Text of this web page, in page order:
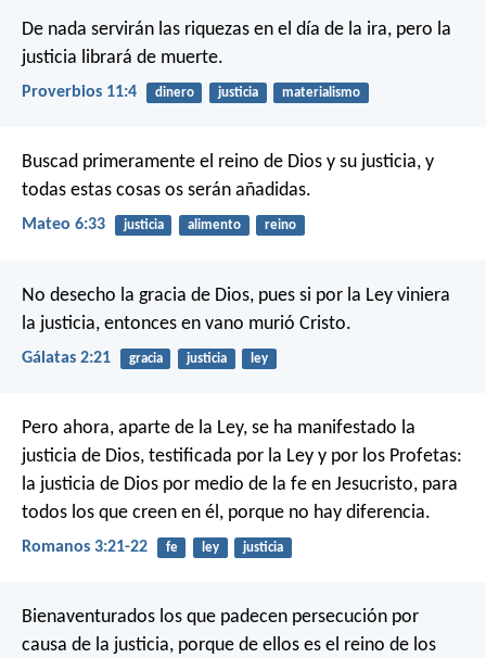
De nada servirán las riquezas en el día de la ira, pero la
justicia librará de muerte.
Proverbios 11:4 dinero justicia materialismo
Buscad primeramente el reino de Dios y su justicia, y
todas estas cosas os serán añadidas.
Mateo 6:33 justicia alimento reino
No desecho la gracia de Dios, pues si por la Ley viniera
la justicia, entonces en vano murió Cristo.
Gálatas 2:21 gracia justicia ley
Pero ahora, aparte de la Ley, se ha manifestado la
justicia de Dios, testificada por la Ley y por los Profetas:
la justicia de Dios por medio de la fe en Jesucristo, para
todos los que creen en él, porque no hay diferencia.
Romanos 3:21-22 fe ley justicia
Bienaventurados los que padecen persecución por
causa de la justicia, porque de ellos es el reino de los